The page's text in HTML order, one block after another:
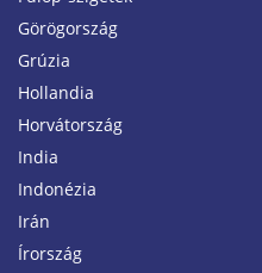
Görögország
Grúzia
Hollandia
Horvátország
India
Indonézia
Irán
Írország